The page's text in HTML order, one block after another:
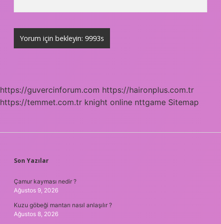
https://guvercinforum.com https://haironplus.com.tr
https://temmet.com.tr knight online nttgame Sitemap
SIDEBAR
Son Yazılar
Çamur kayması nedir ?
Ağustos 9, 2026
Kuzu göbeği mantarı nasıl anlaşılır ?
Ağustos 8, 2026